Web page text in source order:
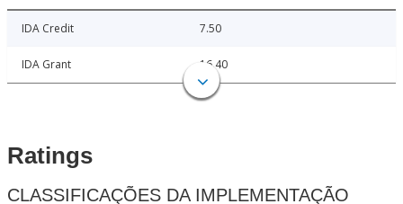
IDA Credit 7.50
IDA Grant 16.40
Ratings
CLASSIFICAÇÕES DA IMPLEMENTAÇÃO